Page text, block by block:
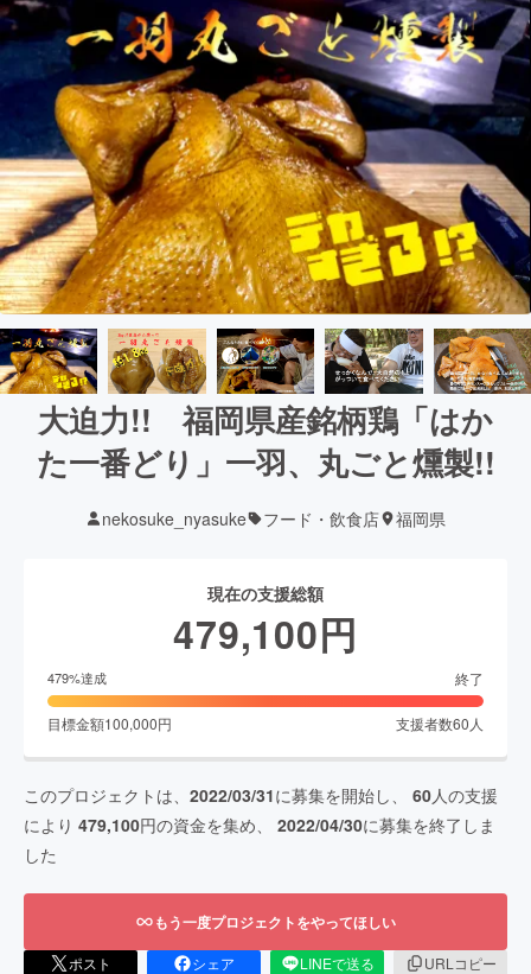
大迫力!! 福岡県産銘柄鶏「はか
た一番どり」一羽、丸ごと燻製!!
nekosuke_nyasuke フード・飲食店 福岡県
現在の支援総額
479,100円
479%達成 終了
目標金額100,000円 支援者数60 人
このプロジェクトは、 2022/03/31に募集を開始し、 60人の支援
により 479,100円の資金を集め、 2022/04/30に募集を終了しま
した
もう一度プロジェクトをやってほしい
ポスト シェア LINEで送る
URLコピー